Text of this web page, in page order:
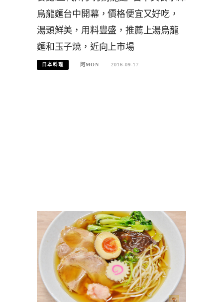
烏龍麵台中開幕，價格便宜又好吃，
湯頭鮮美，用料豐盛，推薦上湯烏龍
麵和玉子燒，近向上市場
日本料理 阿MON 2016-09-17